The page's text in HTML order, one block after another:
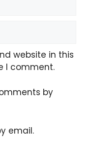
website in this
I comment.
by
email.